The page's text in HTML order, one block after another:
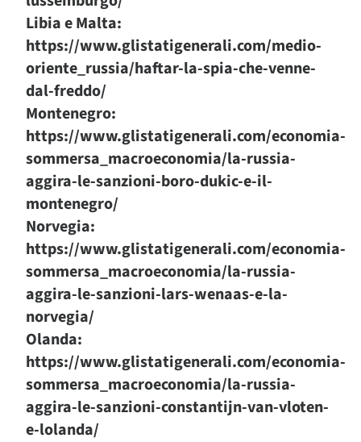
Libia e Malta:
https://www.glistatigenerali.com/medio-
oriente_russia/haftar-la-spia-che-venne-
dal-freddo/
Montenegro:
https://www.glistatigenerali.com/economia-
sommersa_macroeconomia/la-russia-
aggira-le-sanzioni-boro-dukic-e-il-
montenegro/
Norvegia:
https://www.glistatigenerali.com/economia-
sommersa_macroeconomia/la-russia-
aggira-le-sanzioni-lars-wenaas-e-la-
norvegia/
Olanda:
https://www.glistatigenerali.com/economia-
sommersa_macroeconomia/la-russia-
aggira-le-sanzioni-constantijn-van-vloten-
e-lolanda/